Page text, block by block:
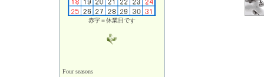
赤字＝休業日です
Four seasons